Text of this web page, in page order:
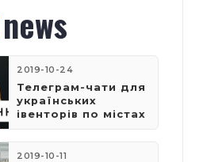
news
2019-10-24
Телеграм-чати для
українських
івенторів по містах
2019-10-11